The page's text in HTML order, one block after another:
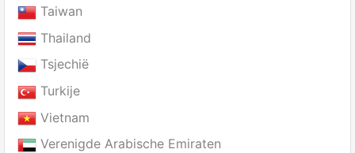
Taiwan
Thailand
Tsjechië
Turkije
Vietnam
Verenigde Arabische Emiraten